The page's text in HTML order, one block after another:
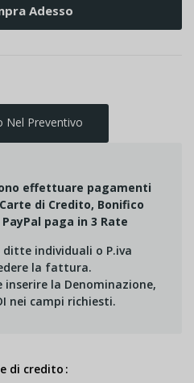
Adesso
Nel Preventivo
effettuare pagamenti
di Credito, Bonifico
paga in 3 Rate
ditte individuali o P.iva
la fattura.
la Denominazione,
nei campi richiesti.
di credito